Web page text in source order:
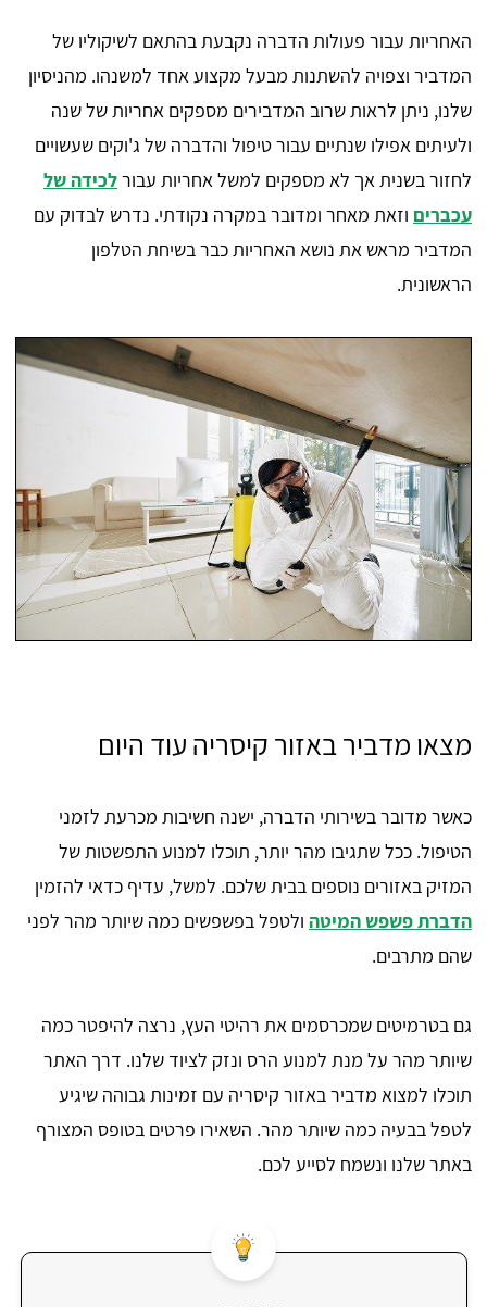
האחריות עבור פעולות הדברה נקבעת בהתאם לשיקוליו של
המדביר וצפויה להשתנות מבעל מקצוע אחד למשנהו. מהניסיון
שלנו, ניתן לראות שרוב המדבירים מספקים אחריות של שנה
ולעיתים אפילו שנתיים עבור טיפול והדברה של ג'וקים שעשויים
לחזור בשנית אך לא מספקים למשל אחריות עבורלכידה של
עכברים וזאת מאחר ומדובר במקרה נקודתי. נדרש לבדוק עם
המדביר מראש את נושא האחריות כבר בשיחת הטלפון
הראשונית.
מצאו מדביר באזור קיסריה עוד היום
כאשר מדובר בשירותי הדברה, ישנה חשיבות מכרעת לזמני
הטיפול. ככל שתגיבו מהר יותר, תוכלו למנוע התפשטות של
המזיק באזורים נוספים בבית שלכם. למשל, עדיף כדאי להזמין
הדברת פשפש המיטה ולטפל בפשפשים כמה שיותר מהר לפני
שהם מתרבים.
גם בטרמיטים שמכרסמים את רהיטי העץ, נרצה להיפטר כמה
שיותר מהר על מנת למנוע הרס ונזק לציוד שלנו. דרך האתר
תוכלו למצוא מדביר באזור קיסריה עם זמינות גבוהה שיגיע
לטפל בבעיה כמה שיותר מהר. השאירו פרטים בטופס המצורף
באתר שלנו ונשמח לסייע לכם.